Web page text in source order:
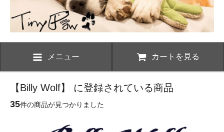
メニュー カートを見る
【Billy Wolf】 に登録されている商品
35件の商品が見つかりました